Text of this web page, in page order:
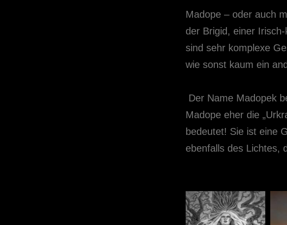
Madope – oder auch
der Brigid, einer
sind sehr komplexe
wie sonst kaum ein
Der Name Madopek
Madope eher die
bedeutet! Sie ist eine
ebenfalls des Lichtes,